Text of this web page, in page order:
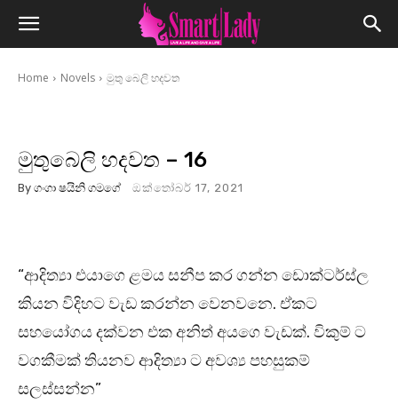
Home Novels මුතු බෙලි හදවත
මුතුබෙලි හදවත – 16
By ගංගා ෂයිනි ගමගේ ඔක්තෝබර් 17, 2021
“ආදිත්‍යා එයාගෙ ළමය සනීප කර ගන්න ඩොක්ටර්ස්ල
කියන විදිහට වැඩ කරන්න වෙනවනෙ. ඒකට
සහයෝගය දක්වන එක අනිත් අයගෙ වැඩක්. විකුම් ට
වගකීමක් තියනව ආදිත්‍යා ට අවශ්‍ය පහසුකම්
සලස්සන්න”